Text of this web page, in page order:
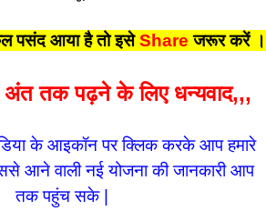
पसंद आया है तो इसेShare जरूर करें ।
तक पढ़ने के लिए धन्यवाद,,,
के आइकॉन पर क्लिक करके आप हमारे
आने वाली नई योजना की जानकारी आप
तक पहुंच सके |